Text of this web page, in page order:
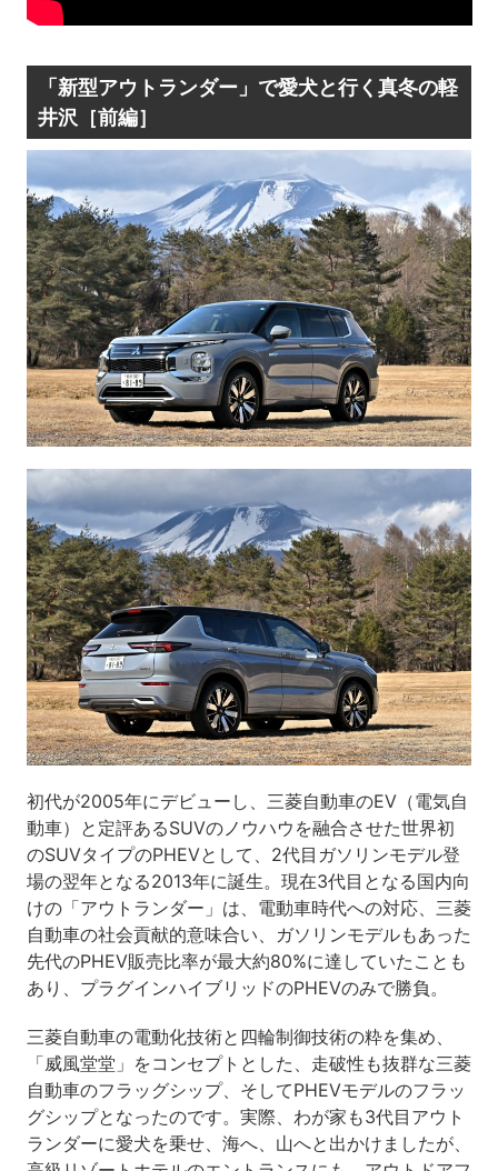
「新型アウトランダー」で愛犬と行く真冬の軽
井沢［前編］
初代が2005年にデビューし、三菱自動車のEV（電気自
動車）と定評あるSUVのノウハウを融合させた世界初
のSUVタイプのPHEVとして、2代目ガソリンモデル登
場の翌年となる2013年に誕生。現在3代目となる国内向
けの「アウトランダー」は、電動車時代への対応、三菱
自動車の社会貢献的意味合い、ガソリンモデルもあった
先代のPHEV販売比率が最大約80%に達していたことも
あり、プラグインハイブリッドのPHEVのみで勝負。
三菱自動車の電動化技術と四輪制御技術の粋を集め、
「威風堂堂」をコンセプトとした、走破性も抜群な三菱
自動車のフラッグシップ、そしてPHEVモデルのフラッ
グシップとなったのです。実際、わが家も3代目アウト
ランダーに愛犬を乗せ、海へ、山へと出かけましたが、